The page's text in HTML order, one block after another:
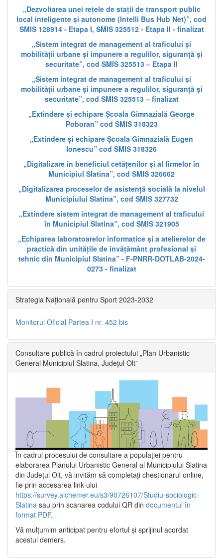
„Dezvoltarea unei rețele de stații de transport public
local inteligente și autonome (Intelli Bus Hub Net)”, cod
SMIS 128914 - Etapa I, SMIS 325512 - Etapa II - finalizat
„Sistem integrat de management al traficului și
mobilității urbane și impunere a regulilor, siguranță și
securitate”, cod SMIS 325513 – Etapa II
„Sistem integrat de management al traficului și
mobilității urbane și impunere a regulilor, siguranță și
securitate”, cod SMIS 325513 – finalizat
„Extindere și echipare Școala Gimnazială George
Poboran” cod SMIS 318323
„Extindere și echipare Școala Gimnazială Eugen
Ionescu” cod SMIS 318326
„Digitalizare în beneficiul cetățenilor și al firmelor în
Municipiul Slatina”, cod SMIS 326662
„Digitalizarea proceselor de asistență socială la nivelul
Municipiului Slatina”, cod SMIS 327732
„Extindere sistem integrat de management al traficului
în Municipiul Slatina”, cod SMIS 321905
„Echiparea laboratoarelor informatice și a atelierelor de
practică din unitățile de învățământ profesional și
tehnic din Municipiul Slatina” - F-PNRR-DOTLAB-2024-
0273 - finalizat
Strategia Națională pentru Sport 2023-2032
Monitorul Oficial Partea I nr. 452 bis
Consultare publică în cadrul proiectului „Plan Urbanistic
General Municipiul Slatina, Județul Olt”
În cadrul procesului de consultare a populaţiei pentru
elaborarea Planului Urbanistic General al Municipiului Slatina
din Județul Olt, vă invităm să completați chestionarul online,
fie prin accesarea link-ului
https://survey.alchemer.eu/s3/90726107/Studiu-sociologic-
Slatina sau prin scanarea codului QR din documentul în
format PDF.
Vă mulţumim anticipat pentru efortul şi sprijinul acordat
acestui demers.